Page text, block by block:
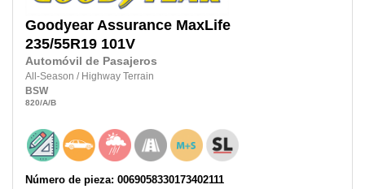
Goodyear Assurance MaxLife
235/55R19 101V
Automóvil de Pasajeros
All-Season / Highway Terrain
BSW
820/A/B
Número de pieza: 0069058330173402111